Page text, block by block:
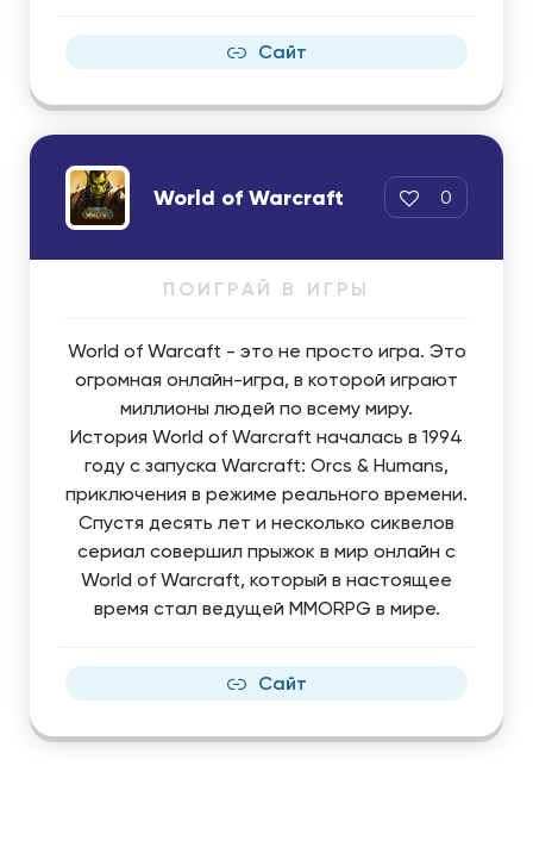
World of Warcraft 0
ПОИГРАЙ В ИГРЫ
World of Warcaft - это не просто игра. Это
огромная онлайн-игра, в которой играют
миллионы людей по всему миру.
История World of Warcraft началась в 1994
году с запуска Warcraft: Orcs & Humans,
приключения в режиме реального времени.
Спустя десять лет и несколько сиквелов
сериал совершил прыжок в мир онлайн с
World of Warcraft, который в настоящее
время стал ведущей MMORPG в мире.
Сайт
Сайт